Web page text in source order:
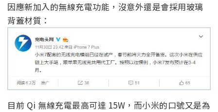
因應新加入的無線充電功能，沒意外還是會採用玻璃
背蓋材質：
目前 Qi 無線充電最高可達 15W，而小米的口號又是為